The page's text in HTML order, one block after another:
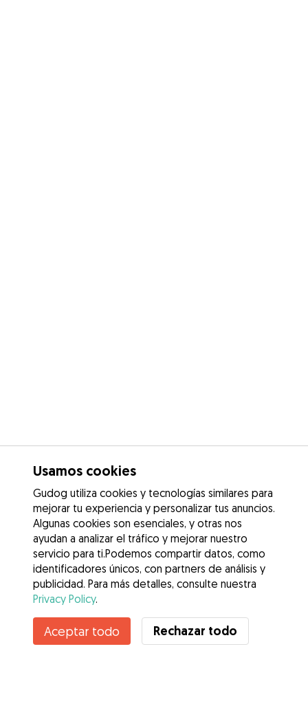
Usamos cookies
Gudog utiliza cookies y tecnologías similares para
mejorar tu experiencia y personalizar tus anuncios.
Algunas cookies son esenciales, y otras nos
ayudan a analizar el tráfico y mejorar nuestro
servicio para ti.Podemos compartir datos, como
identificadores únicos, con partners de análisis y
publicidad. Para más detalles, consulte nuestra
Privacy Policy.
Aceptar todo Rechazar todo